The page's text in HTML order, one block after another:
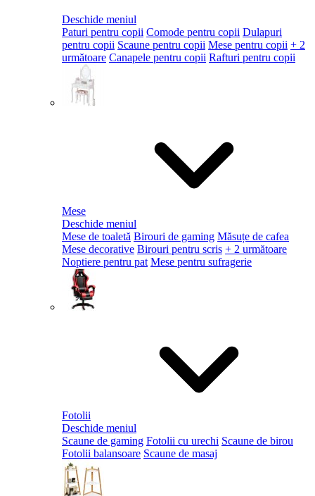
Deschide meniul
Paturi pentru copii Comode pentru copii Dulapuri
pentru copii Scaune pentru copii Mese pentru copii + 2
următoare Canapele pentru copii Rafturi pentru copii
Mese
Deschide meniul
Mese de toaletă Birouri de gaming Măsuțe de cafea
Mese decorative Birouri pentru scris + 2 următoare
Noptiere pentru pat Mese pentru sufragerie
Fotolii
Deschide meniul
Scaune de gaming Fotolii cu urechi Scaune de birou
Fotolii balansoare Scaune de masaj